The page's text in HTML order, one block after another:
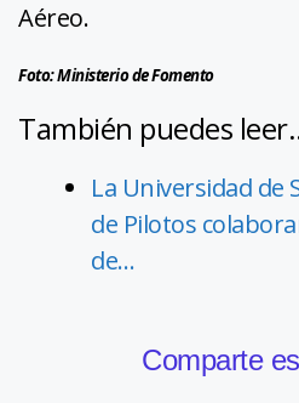
Aéreo.
Foto: Ministerio de Fomento
También puedes
La Universidad de
de Pilotos
de…
Comparte